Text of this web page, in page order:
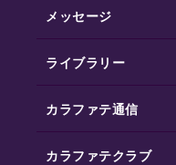
メッセージ
ライブラリー
カラファテ通信
カラファテクラブ